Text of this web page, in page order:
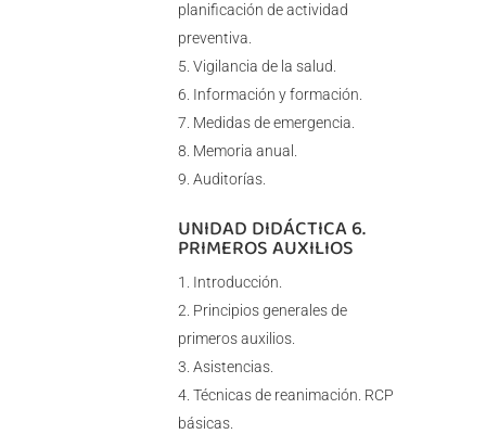
planificación de actividad
preventiva.
Vigilancia de la salud.
Información y formación.
Medidas de emergencia.
Memoria anual.
Auditorías.
UNIDAD DIDÁCTICA 6.
PRIMEROS AUXILIOS
Introducción.
Principios generales de
primeros auxilios.
Asistencias.
Técnicas de reanimación. RCP
básicas.